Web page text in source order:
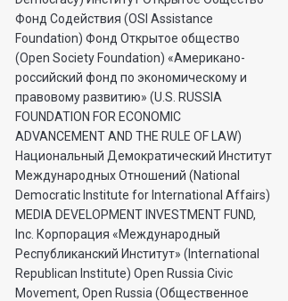
Фонд Содействия (OSI Assistance
Foundation) Фонд Открытое общество
(Open Society Foundation) «Американо-
российский фонд по экономическому и
правовому развитию» (U.S. RUSSIA
FOUNDATION FOR ECONOMIC
ADVANCEMENT AND THE RULE OF LAW)
Национальный Демократический Институт
Международных Отношений (National
Democratic Institute for International Affairs)
MEDIA DEVELOPMENT INVESTMENT FUND,
Inc. Корпорация «Международный
Республиканский Институт» (International
Republican Institute) Open Russia Civic
Movement, Open Russia (Общественное